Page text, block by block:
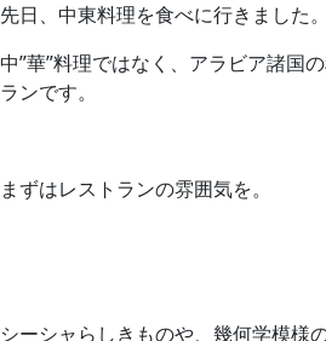
先日、中東料理を食べに行きました。
中”華”料理ではなく、アラビア諸国
ランです。
まずはレストランの雰囲気を。
シーシャらしきものや、幾何学模様